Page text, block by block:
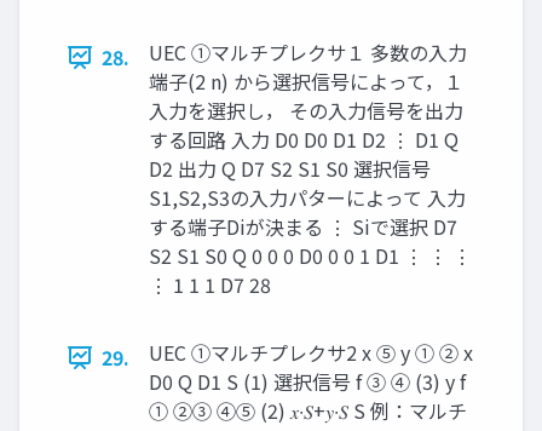
28.
UEC ①マルチプレクサ１ 多数の入力
端子(2 n) から選択信号によって，１
入力を選択し， その入力信号を出力
する回路 入力 D0 D0 D1 D2 ⋮ D1 Q
D2 出力 Q D7 S2 S1 S0 選択信号
S1,S2,S3の入力パターによって 入力
する端子Diが決まる ⋮ Siで選択 D7
S2 S1 S0 Q 0 0 0 D0 0 0 1 D1 ⋮ ⋮ ⋮
⋮ 1 1 1 D7 28
29.
UEC ①マルチプレクサ2 x ⑤ y ① ② x
D0 Q D1 S (1) 選択信号 f ③ ④ (3) y f
① ②③ ④⑤ (2) 𝑥∙𝑆+𝑦∙𝑆 S 例：マルチ